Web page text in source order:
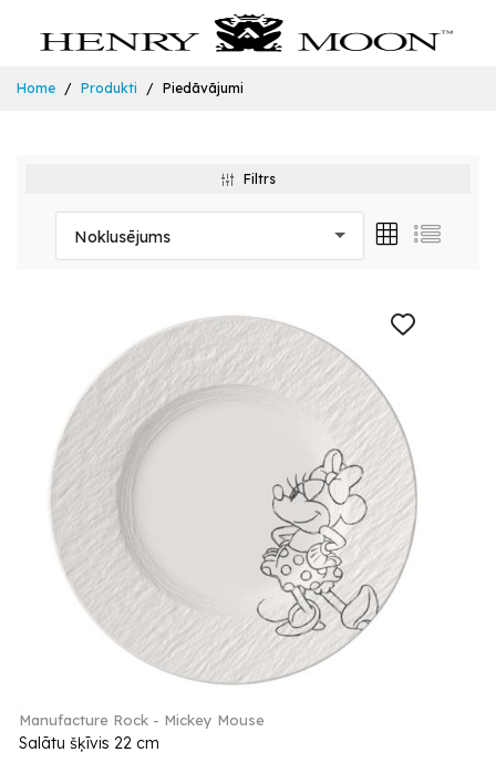
Home Produkti Piedāvājumi
Filtrs
Manufacture Rock - Mickey Mouse
Salātu šķīvis 22 cm